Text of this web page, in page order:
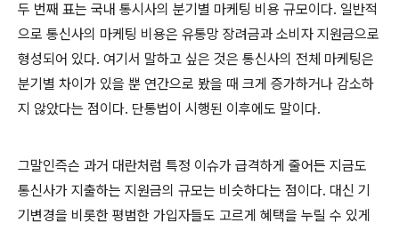
두 번째 표는 국내 통시사의 분기별 마케팅 비용 규모이다. 일반적
으로 통신사의 마케팅 비용은 유통망 장려금과 소비자 지원금으로
형성되어 있다. 여기서 말하고 싶은 것은 통신사의 전체 마케팅은
분기별 차이가 있을 뿐 연간으로 봤을 때 크게 증가하거나 감소하
지 않았다는 점이다. 단통법이 시행된 이후에도 말이다.
그말인즉슨 과거 대란처럼 특정 이슈가 급격하게 줄어든 지금도
통신사가 지출하는 지원금의 규모는 비슷하다는 점이다. 대신 기
기변경을 비롯한 평범한 가입자들도 고르게 혜택을 누릴 수 있게